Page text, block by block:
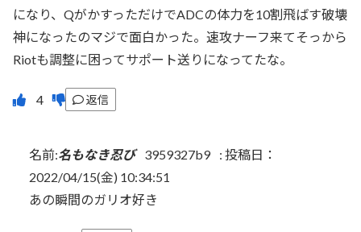
になり、QがかすっただけでADCの体力を10割飛ばす破壊
神になったのマジで面白かった。速攻ナーフ来てそっから
Riotも調整に困ってサポート送りになってたな。
返信
名前:名もなき忍び 3959327b9 : 投稿日：
2022/04/15(金) 10:34:51
あの瞬間のガリオ好き